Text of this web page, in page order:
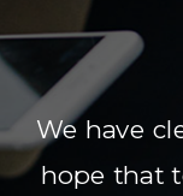
We have
hope that